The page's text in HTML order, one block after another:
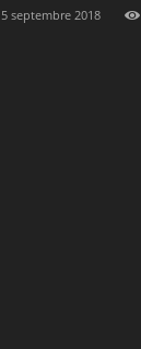
5 septembre 2018